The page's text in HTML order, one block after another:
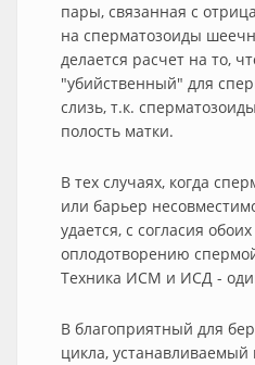
пары, связанная с
на сперматозоиды
делается расчет на то,
"убийственный" для
слизь, т.к.
полость матки.
В тех случаях, когда
или барьер
удается, с согласия
оплодотворению
Техника ИСМ и ИСД -
В благоприятный для
цикла,